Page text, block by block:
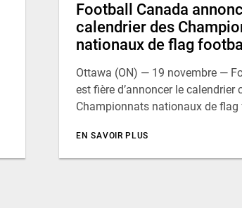
Football Canada
calendrier des
nationaux de flag
Ottawa (ON) — 19 novembre —
est fière d’annoncer le calendrier
Championnats nationaux de
EN SAVOIR PLUS